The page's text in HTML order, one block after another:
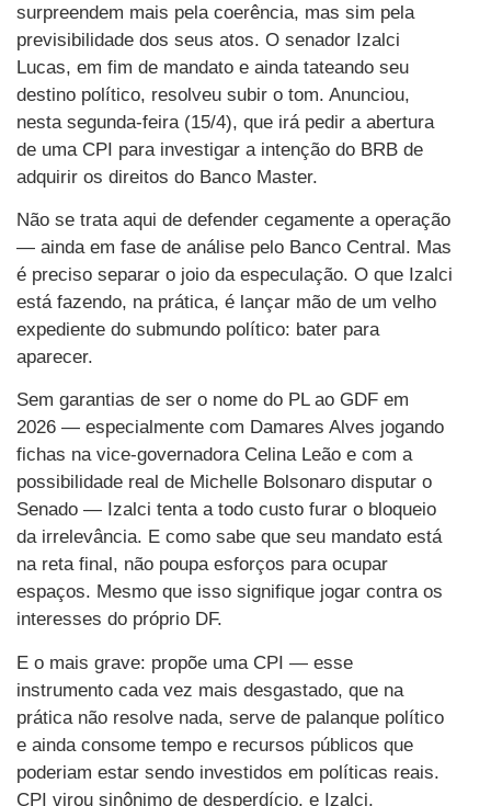
surpreendem mais pela coerência, mas sim pela
previsibilidade dos seus atos. O senador Izalci
Lucas, em fim de mandato e ainda tateando seu
destino político, resolveu subir o tom. Anunciou,
nesta segunda-feira (15/4), que irá pedir a abertura
de uma CPI para investigar a intenção do BRB de
adquirir os direitos do Banco Master.
Não se trata aqui de defender cegamente a operação
— ainda em fase de análise pelo Banco Central. Mas
é preciso separar o joio da especulação. O que Izalci
está fazendo, na prática, é lançar mão de um velho
expediente do submundo político: bater para
aparecer.
Sem garantias de ser o nome do PL ao GDF em
2026 — especialmente com Damares Alves jogando
fichas na vice-governadora Celina Leão e com a
possibilidade real de Michelle Bolsonaro disputar o
Senado — Izalci tenta a todo custo furar o bloqueio
da irrelevância. E como sabe que seu mandato está
na reta final, não poupa esforços para ocupar
espaços. Mesmo que isso signifique jogar contra os
interesses do próprio DF.
E o mais grave: propõe uma CPI — esse
instrumento cada vez mais desgastado, que na
prática não resolve nada, serve de palanque político
e ainda consome tempo e recursos públicos que
poderiam estar sendo investidos em políticas reais.
CPI virou sinônimo de desperdício, e Izalci,